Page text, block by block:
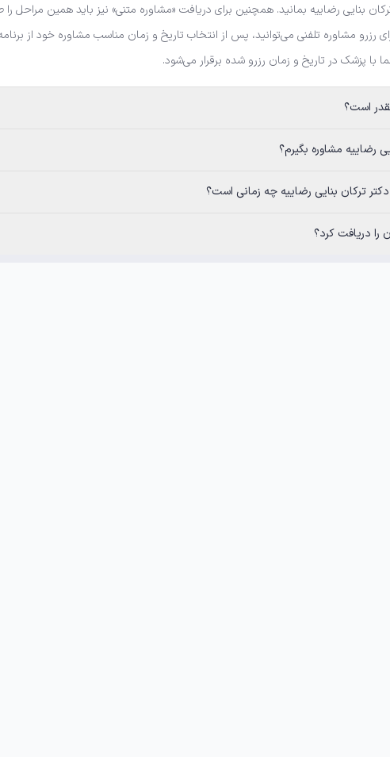
بنایی رضاییه بمانید. همچنین برای دریافت «مشاوره متنی» نیز باید همین مراحل
رزرو مشاوره تلفنی می‌توانید، پس از انتخاب تاریخ و زمان مناسب مشاوره خود از
با پزشک در تاریخ و زمان رزرو شده برقرار می‌شود.
بگیرم؟
بنایی رضاییه چه زمانی است؟
دریافت کرد؟